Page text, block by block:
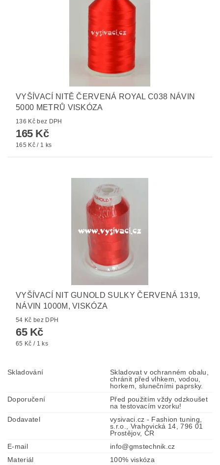
VYŠÍVACÍ NITĚ ČERVENÁ ROYAL C038 NÁVIN
5000 METRŮ VISKÓZA
136 Kč bez DPH
165 Kč
165 Kč / 1 ks
VYŠÍVACÍ NIT GUNOLD SULKY ČERVENÁ 1319,
NÁVIN 1000M, VISKÓZA
54 Kč bez DPH
65 Kč
65 Kč / 1 ks
Skladování
Skladovat v ochranném obalu,
chránit před vlhkem, vodou,
horkem, slunečními paprsky.
Doporučení
Před použitím vždy odzkoušet
na testovacím vzorku!
Dodavatel
vysivaci.cz - Fashion tuning,
s.r.o., Vrahovická 14, 796 01
Prostějov, ČR
E-mail
info@gmstechnik.cz
Materiál
100% viskóza